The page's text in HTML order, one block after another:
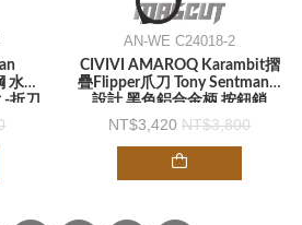
水滴
-折刀
AN-WE C24018-2
CIVIVI AMAROQ Karambit摺
疊Flipper爪刀 Tony Sentmanat
設計 黑色鋁合金柄 按鈕鎖
Nitro-V黑石洗逆Tanto刃 割繩
救援器 & 玻璃擊破器 -折刀
3,420 3,800